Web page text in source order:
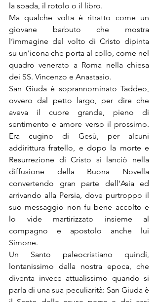
la spada, il rotolo o il libro.
Ma qualche volta è ritratto come un
giovane barbuto che mostra
l’immagine del volto di Cristo dipinta
su un’icona che porta al collo, come nel
quadro venerato a Roma nella chiesa
dei SS. Vincenzo e Anastasio.
San Giuda è soprannominato Taddeo,
ovvero dal petto largo, per dire che
aveva il cuore grande, pieno di
sentimento e amore verso il prossimo.
Era cugino di Gesù, per alcuni
addirittura fratello, e dopo la morte e
Resurrezione di Cristo si lanciò nella
diffusione della Buona Novella
convertendo gran parte dell’Asia ed
arrivando alla Persia, dove purtroppo il
suo messaggio non fu bene accolto e
lo vide martirizzato insieme al
compagno e apostolo anche lui
Simone.
Un Santo paleocristiano quindi,
lontanissimo dalla nostra epoca, che
diventa invece attualissimo quando si
parla di una sua peculiarità: San Giuda è